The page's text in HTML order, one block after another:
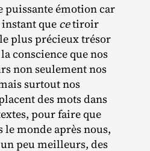
puissante émotion car
que cetiroir
plus précieux trésor
conscience que nos
non seulement nos
surtout nos
des mots dans
pour faire que
le monde après nous,
peu meilleurs, des